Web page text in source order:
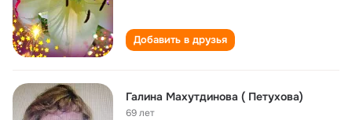
Добавить в друзья
Галина Махутдинова ( Петухова)
69 лет